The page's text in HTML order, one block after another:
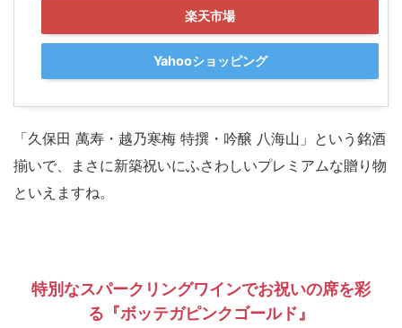
楽天市場
Yahooショッピング
「久保田 萬寿・越乃寒梅 特撰・吟醸 八海山」という銘酒
揃いで、まさに新築祝いにふさわしいプレミアムな贈り物
といえますね。
特別なスパークリングワインでお祝いの席を彩
る『ボッテガピンクゴールド』